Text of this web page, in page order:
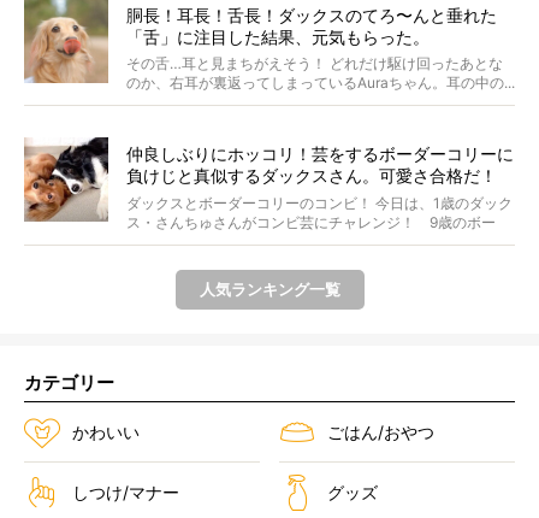
胴長！耳長！舌長！ダックスのてろ〜んと垂れた
「舌」に注目した結果、元気もらった。
その舌…耳と見まちがえそう！ どれだけ駆け回ったあとな
のか、右耳が裏返ってしまっているAuraちゃん。耳の中の...
仲良しぶりにホッコリ！芸をするボーダーコリーに
負けじと真似するダックスさん。可愛さ合格だ！
【動画】
ダックスとボーダーコリーのコンビ！ 今日は、1歳のダック
ス・さんちゅさんがコンビ芸にチャレンジ！ 9歳のボー
ダ...
人気ランキング一覧
カテゴリー
かわいい ごはん/おやつ
しつけ/マナー グッズ